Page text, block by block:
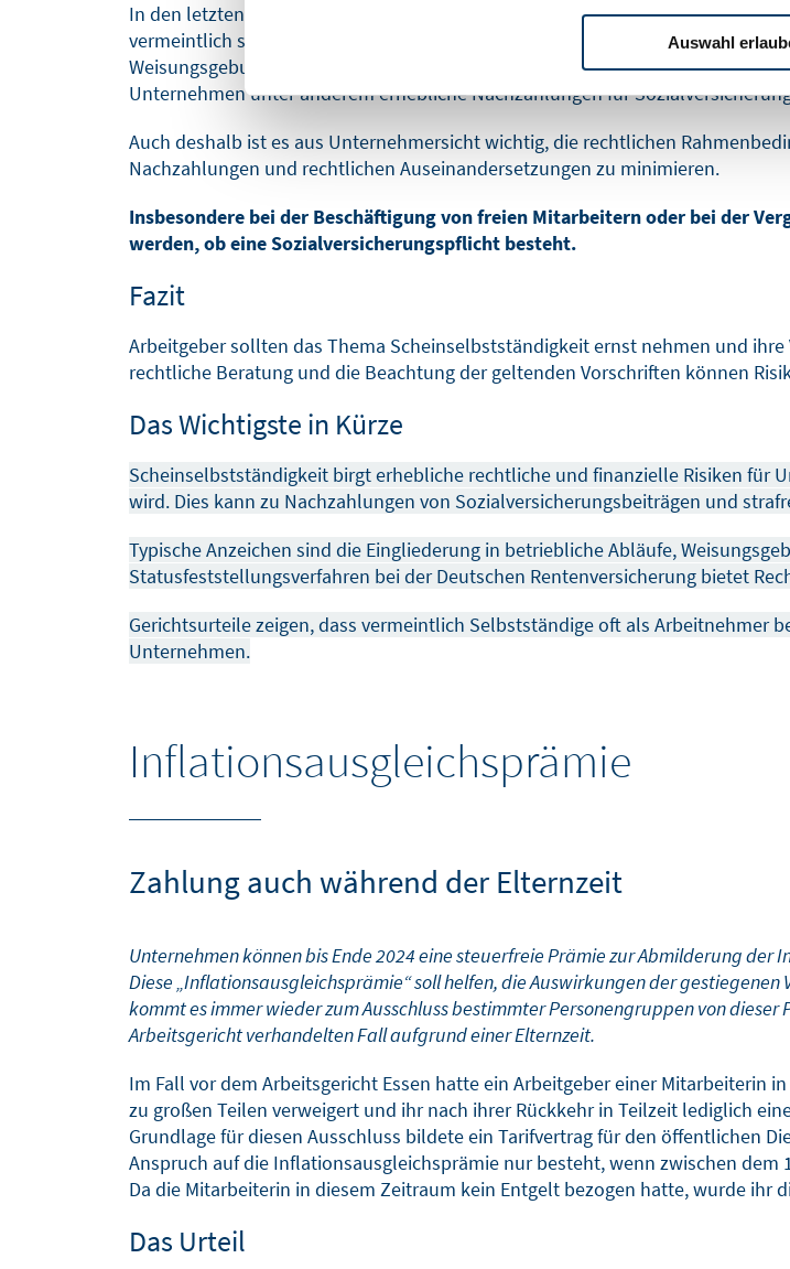
Auswahl
In den letzten Jahren gab es zahlreiche Gerichtsurteile zur
vermeintlich selbständige Tätigkeiten als sozialversicherungspflichtige
Weisungsgebundenheit, Eingliederung in betriebliche Abläufe und fehlendes
Unternehmen unter anderem erhebliche Nachzahlungen für
Auch deshalb ist es aus Unternehmersicht wichtig, die rechtlichen
Nachzahlungen und rechtlichen Auseinandersetzungen zu minimieren.
Insbesondere bei der Beschäftigung von freien Mitarbeitern oder bei der
werden, ob eine Sozialversicherungspflicht besteht.
Fazit
Arbeitgeber sollten das Thema Scheinselbstständigkeit ernst nehmen und
rechtliche Beratung und die Beachtung der geltenden Vorschriften können
Das Wichtigste in Kürze
Scheinselbstständigkeit birgt erhebliche rechtliche und finanzielle Risiken für
wird. Dies kann zu Nachzahlungen von Sozialversicherungsbeiträgen und
Typische Anzeichen sind die Eingliederung in betriebliche Abläufe,
Statusfeststellungsverfahren bei der Deutschen Rentenversicherung bietet
Gerichtsurteile zeigen, dass vermeintlich Selbstständige oft als Arbeitnehmer
Unternehmen.
Inflationsausgleichsprämie
Zahlung auch während der Elternzeit
Unternehmen können bis Ende 2024 eine steuerfreie Prämie zur Abmilderung der
Diese „Inflationsausgleichsprämie“ soll helfen, die Auswirkungen der
kommt es immer wieder zum Ausschluss bestimmter Personengruppen von dieser
Arbeitsgericht verhandelten Fall aufgrund einer Elternzeit.
Im Fall vor dem Arbeitsgericht Essen hatte ein Arbeitgeber einer Mitarbeiterin
zu großen Teilen verweigert und ihr nach ihrer Rückkehr in Teilzeit lediglich
Grundlage für diesen Ausschluss bildete ein Tarifvertrag für den öffentlichen
Anspruch auf die Inflationsausgleichsprämie nur besteht, wenn zwischen dem
Da die Mitarbeiterin in diesem Zeitraum kein Entgelt bezogen hatte, wurde ihr
Das Urteil